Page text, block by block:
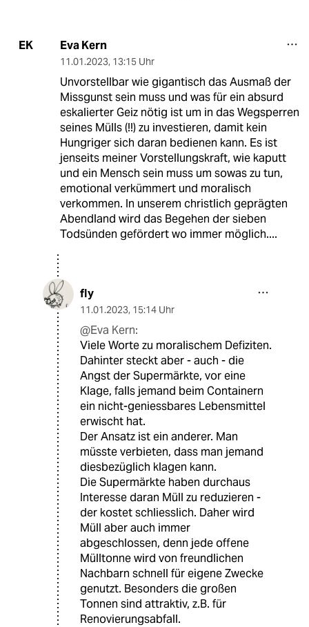
EK Eva Kern
11.01.2023, 13:15 Uhr
Unvorstellbar wie gigantisch das Ausmaß der
Missgunst sein muss und was für ein absurd
eskalierter Geiz nötig ist um in das Wegsperren
seines Mülls (!!) zu investieren, damit kein
Hungriger sich daran bedienen kann. Es ist
jenseits meiner Vorstellungskraft, wie kaputt
und ein Mensch sein muss um sowas zu tun,
emotional verkümmert und moralisch
verkommen. In unserem christlich geprägten
Abendland wird das Begehen der sieben
Todsünden gefördert wo immer möglich....
fly
11.01.2023, 15:14 Uhr
@Eva Kern:
Viele Worte zu moralischem Defiziten.
Dahinter steckt aber - auch - die
Angst der Supermärkte, vor eine
Klage, falls jemand beim Containern
ein nicht-geniessbares Lebensmittel
erwischt hat.
Der Ansatz ist ein anderer. Man
müsste verbieten, dass man jemand
diesbezüglich klagen kann.
Die Supermärkte haben durchaus
Interesse daran Müll zu reduzieren -
der kostet schliesslich. Daher wird
Müll aber auch immer
abgeschlossen, denn jede offene
Mülltonne wird von freundlichen
Nachbarn schnell für eigene Zwecke
genutzt. Besonders die großen
Tonnen sind attraktiv, z.B. für
Renovierungsabfall.